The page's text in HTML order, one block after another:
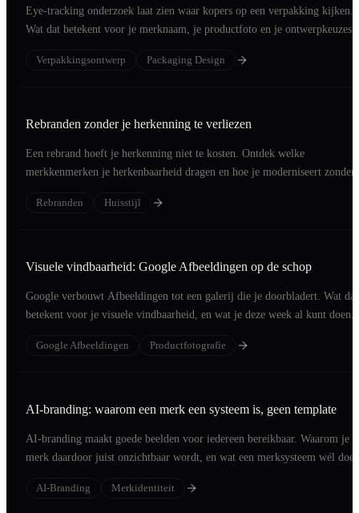
Eye-tracking onderzoek laat zien waar kopers op een verpakking kijken.
Wat dat betekent voor je merknaam, je productfoto en je ontwerpkeuzes.
Verpakkingsontwerp Packaging Design
Rebranden zonder je herkenning te verliezen
Een rebrand hoeft je herkenning niet te kosten. Ontdek welke
merkkenmerken je herkenbaarheid dragen en hoe je moderniseert zonder
Rebranden
Huisstijl
Visuele vindbaarheid: Google Afbeeldingen op de schop
Google verbouwt Afbeeldingen tot een galerij die je doorbladert. Wat dat
betekent voor je visuele vindbaarheid, en wat je deze week al kunt doen.
Google Afbeeldingen Productfotografie
AI-branding: waarom een merk een systeem is, geen template
AI-branding maakt goede beelden voor iedereen bereikbaar. Waarom je
merk daardoor juist onzichtbaar wordt, en wat een merksysteem wél
AI-Branding Merkidentiteit